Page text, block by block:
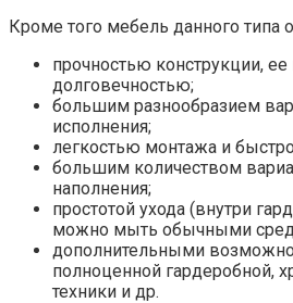
Кроме того мебель данного типа
прочностью конструкции,
долговечностью;
большим разнообразием
исполнения;
легкостью монтажа и
большим количеством
наполнения;
простотой ухода (внутри
можно мыть обычными
дополнительными
полноценной гардеробной,
техники и др.